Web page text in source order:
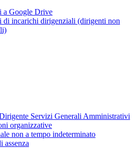
a Google Drive
di incarichi dirigenziali (dirigenti non
Servizi Generali Amministrativi
organizzative
non a tempo indeterminato
assenza